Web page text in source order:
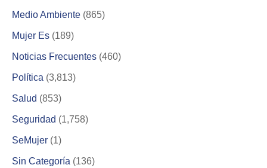
Medio Ambiente (865)
Mujer Es (189)
Noticias Frecuentes (460)
Política (3,813)
Salud (853)
Seguridad (1,758)
SeMujer (1)
Sin Categoría (136)